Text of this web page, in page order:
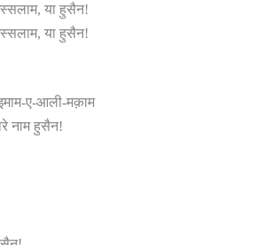
या हुसैन!
या हुसैन!
ए-आली-मक़ाम
नाम हुसैन!